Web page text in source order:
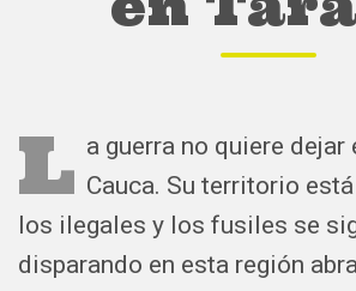
L a guerra no quiere dejar
Cauca. Su territorio
los ilegales y los fusiles se
disparando en esta región